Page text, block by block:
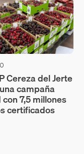
Cereza del Jerte
campaña
7,5 millones
certificados